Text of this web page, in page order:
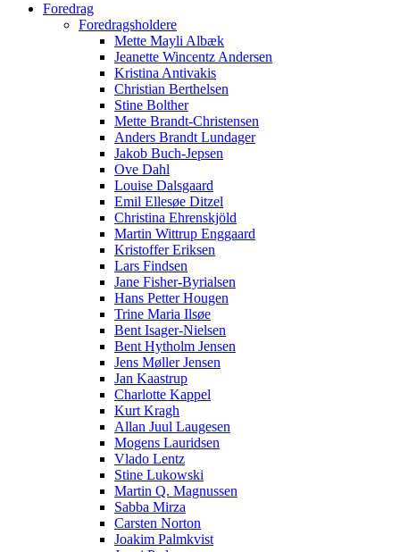
Foredrag
Foredragsholdere
Mette Mayli Albæk
Jeanette Wincentz Andersen
Kristina Antivakis
Christian Berthelsen
Stine Bolther
Mette Brandt-Christensen
Anders Brandt Lundager
Jakob Buch-Jepsen
Ove Dahl
Louise Dalsgaard
Emil Ellesøe Ditzel
Christina Ehrenskjöld
Martin Wittrup Enggaard
Kristoffer Eriksen
Lars Findsen
Jane Fisher-Byrialsen
Hans Petter Hougen
Trine Maria Ilsøe
Bent Isager-Nielsen
Bent Hytholm Jensen
Jens Møller Jensen
Jan Kaastrup
Charlotte Kappel
Kurt Kragh
Allan Juul Laugesen
Mogens Lauridsen
Vlado Lentz
Stine Lukowski
Martin Q. Magnussen
Sabba Mirza
Carsten Norton
Joakim Palmkvist